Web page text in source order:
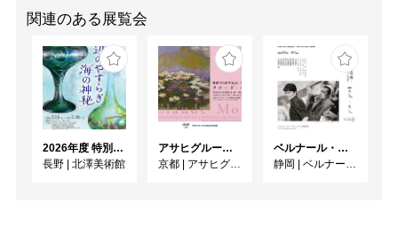
関連のある展覧会
2026年度 特別展「ガレとドーム、アール･ヌーヴォーのガラス 水辺のやすらぎ、海の神秘」
長野 | 北澤美術館
アサヒグループ大山崎山荘美術館 開館30周年記念展「没後100年 クロード・モネ」
京都 | アサヒグループ大山崎山荘美術館
ベルナール・ビュフェと写真 ーカメラがとらえたビュフェとその時代、そして21 世紀へ
静岡 | ベルナール・ビュフェ美術館